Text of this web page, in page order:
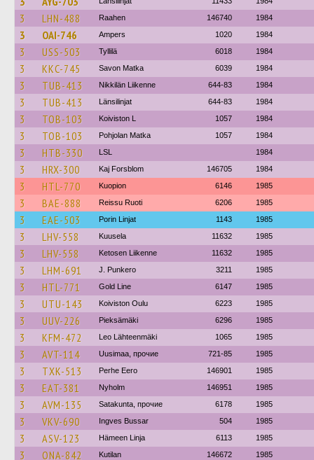
3 LHN-488 Raahen 146740 1984
3 OAI-746 Ampers 1020 1984
3 USS-503 Tyllilä 6018 1984
3 KKC-745 Savon Matka 6039 1984
3 TUB-413 Nikkilän Liikenne 644-83 1984
3 TUB-413 Länsilinjat 644-83 1984
3 TOB-103 Koiviston L 1057 1984
3 TOB-103 Pohjolan Matka 1057 1984
3 HTB-330 LSL 1984
3 HRX-300 Kaj Forsblom 146705 1984
3 HTL-770 Kuopion 6146 1985
3 BAE-888 Reissu Ruoti 6206 1985
3 EAE-503 Porin Linjat 1143 1985
3 LHV-558 Kuusela 11632 1985
3 LHV-558 Ketosen Liikenne 11632 1985
3 LHM-691 J. Punkero 3211 1985
3 HTL-771 Gold Line 6147 1985
3 UTU-143 Koiviston Oulu 6223 1985
3 UUV-226 Pieksämäki 6296 1985
3 KFM-472 Leo Lähteenmäki 1065 1985
3 AVT-114 Uusimaa, прочие 721-85 1985
3 TXK-513 Perhe Eero 146901 1985
3 EAT-381 Nyholm 146951 1985
3 AVM-135 Satakunta, прочие 6178 1985
3 VKV-690 Ingves Bussar 504 1985
3 ASV-123 Hämeen Linja 6113 1985
3 ONA-842 Kutilan 146672 1985